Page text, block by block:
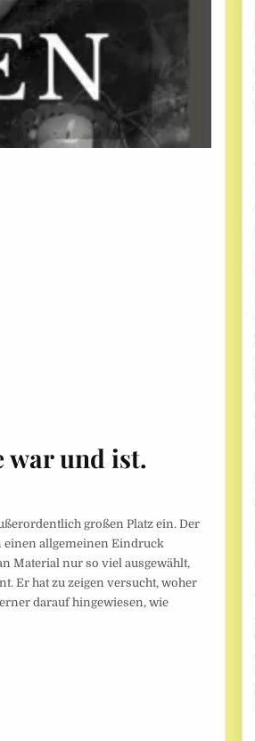
war und ist.
großen Platz ein. Der
einen allgemeinen Eindruck
Material nur so viel ausgewählt,
Er hat zu zeigen versucht, woher
darauf hingewiesen, wie